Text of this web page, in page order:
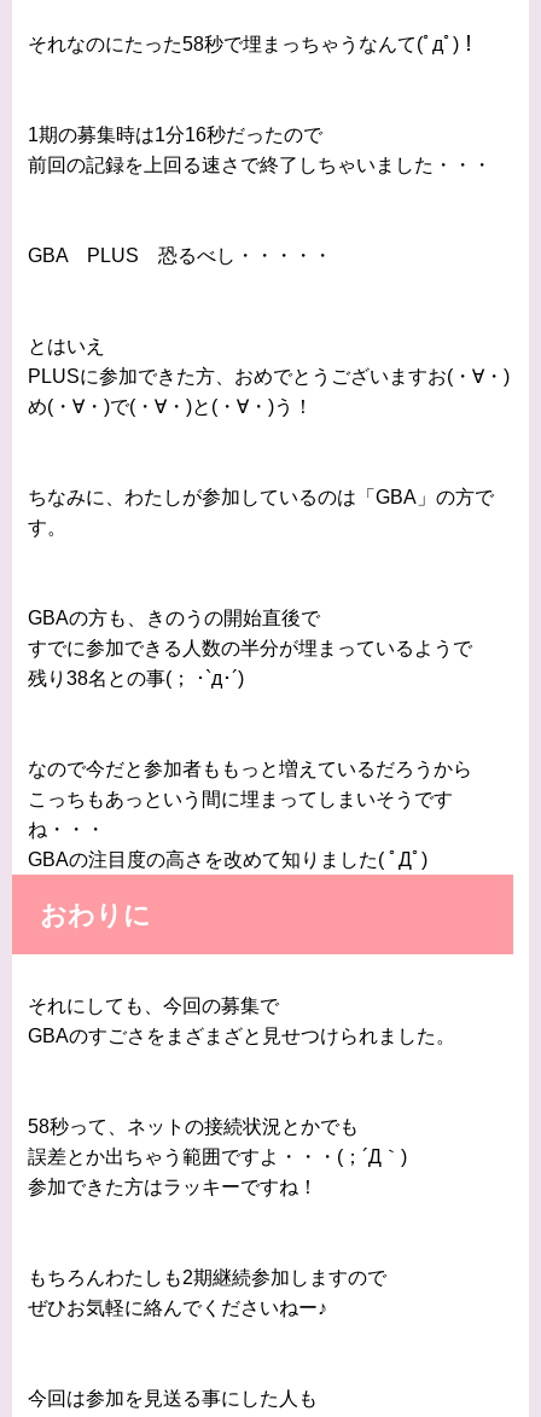
それなのにたった58秒で埋まっちゃうなんて(ﾟдﾟ)！
1期の募集時は1分16秒だったので
前回の記録を上回る速さで終了しちゃいました・・・
GBA PLUS 恐るべし・・・・・
とはいえ
PLUSに参加できた方、おめでとうございますお(・∀・)
め(・∀・)で(・∀・)と(・∀・)う！
ちなみに、わたしが参加しているのは「GBA」の方で
す。
GBAの方も、きのうの開始直後で
すでに参加できる人数の半分が埋まっているようで
残り38名との事(； ･`д･´)
なので今だと参加者ももっと増えているだろうから
こっちもあっという間に埋まってしまいそうです
ね・・・
GBAの注目度の高さを改めて知りました( ﾟДﾟ)
おわりに
それにしても、今回の募集で
GBAのすごさをまざまざと見せつけられました。
58秒って、ネットの接続状況とかでも
誤差とか出ちゃう範囲ですよ・・・(；´Д｀)
参加できた方はラッキーですね！
もちろんわたしも2期継続参加しますので
ぜひお気軽に絡んでくださいねー♪
今回は参加を見送る事にした人も